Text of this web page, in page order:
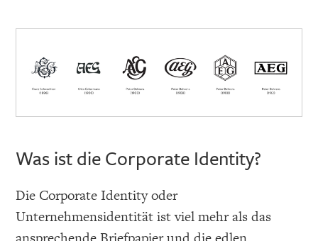
Was ist die Corporate Identity?
Die Corporate Identity oder
Unternehmensidentität ist viel mehr als das